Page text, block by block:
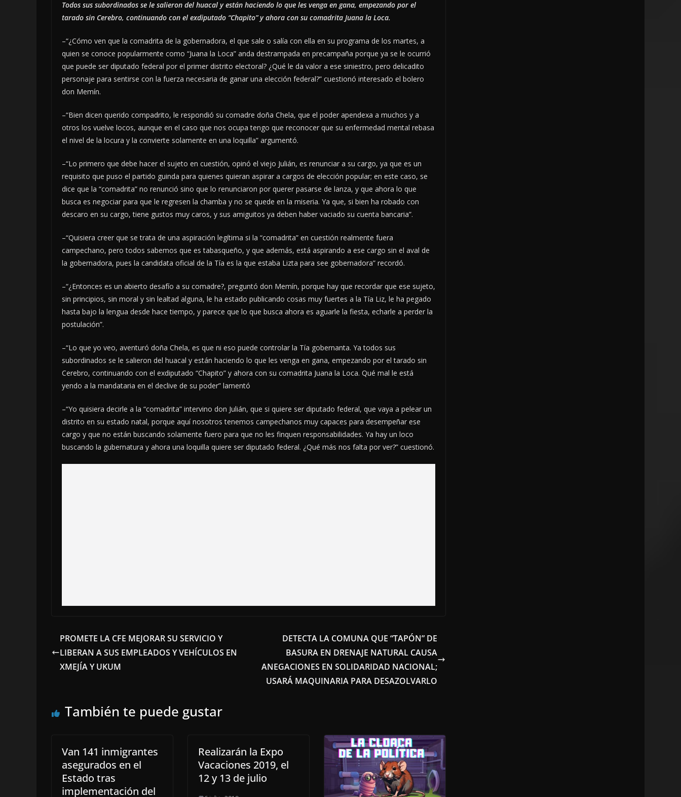
Todos sus subordinados se le salieron del huacal y están haciendo lo que les venga en gana, empezando por el
tarado sin Cerebro, continuando con el exdiputado “Chapito” y ahora con su comadrita Juana la Loca.
–“¿Cómo ven que la comadrita de la gobernadora, el que sale o salía con ella en su programa de los martes, a
quien se conoce popularmente como “Juana la Loca” anda destrampada en precampaña porque ya se le ocurrió
que puede ser diputado federal por el primer distrito electoral? ¿Qué le da valor a ese siniestro, pero delicadito
personaje para sentirse con la fuerza necesaria de ganar una elección federal?” cuestionó interesado el bolero
don Memín.
–“Bien dicen querido compadrito, le respondió su comadre doña Chela, que el poder apendexa a muchos y a
otros los vuelve locos, aunque en el caso que nos ocupa tengo que reconocer que su enfermedad mental rebasa
el nivel de la locura y la convierte solamente en una loquilla” argumentó.
–“Lo primero que debe hacer el sujeto en cuestión, opinó el viejo Julián, es renunciar a su cargo, ya que es un
requisito que puso el partido guinda para quienes quieran aspirar a cargos de elección popular; en este caso, se
dice que la “comadrita” no renunció sino que lo renunciaron por querer pasarse de lanza, y que ahora lo que
busca es negociar para que le regresen la chamba y no se quede en la miseria. Ya que, si bien ha robado con
descaro en su cargo, tiene gustos muy caros, y sus amiguitos ya deben haber vaciado su cuenta bancaria”.
–“Quisiera creer que se trata de una aspiración legítima si la “comadrita” en cuestión realmente fuera
campechano, pero todos sabemos que es tabasqueño, y que además, está aspirando a ese cargo sin el aval de
la gobernadora, pues la candidata oficial de la Tía es la que estaba Lizta para see gobernadora” recordó.
–“¿Entonces es un abierto desafío a su comadre?, preguntó don Memín, porque hay que recordar que ese sujeto,
sin principios, sin moral y sin lealtad alguna, le ha estado publicando cosas muy fuertes a la Tía Liz, le ha pegado
hasta bajo la lengua desde hace tiempo, y parece que lo que busca ahora es aguarle la fiesta, echarle a perder la
postulación”.
–“Lo que yo veo, aventuró doña Chela, es que ni eso puede controlar la Tía gobernanta. Ya todos sus
subordinados se le salieron del huacal y están haciendo lo que les venga en gana, empezando por el tarado sin
Cerebro, continuando con el exdiputado “Chapito” y ahora con su comadrita Juana la Loca. Qué mal le está
yendo a la mandataria en el declive de su poder” lamentó
–“Yo quisiera decirle a la “comadrita” intervino don Julián, que si quiere ser diputado federal, que vaya a pelear un
distrito en su estado natal, porque aquí nosotros tenemos campechanos muy capaces para desempeñar ese
cargo y que no están buscando solamente fuero para que no les finquen responsabilidades. Ya hay un loco
buscando la gubernatura y ahora una loquilla quiere ser diputado federal. ¿Qué más nos falta por ver?” cuestionó.
PROMETE LA CFE MEJORAR SU SERVICIO Y
LIBERAN A SUS EMPLEADOS Y VEHÍCULOS EN
XMEJÍA Y UKUM
DETECTA LA COMUNA QUE “TAPÓN” DE
BASURA EN DRENAJE NATURAL CAUSA
ANEGACIONES EN SOLIDARIDAD NACIONAL;
USARÁ MAQUINARIA PARA DESAZOLVARLO
También te puede gustar
Van 141 inmigrantes
asegurados en el
Estado tras
implementación del
Realizarán la Expo
Vacaciones 2019, el
12 y 13 de julio